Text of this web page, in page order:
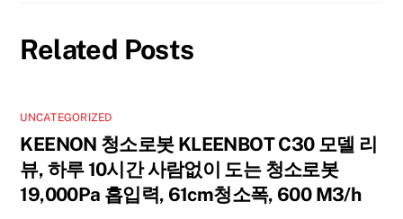
Related Posts
UNCATEGORIZED
KEENON 청소로봇 KLEENBOT C30 모델 리
뷰, 하루 10시간 사람없이 도는 청소로봇
19,000Pa 흡입력, 61cm청소폭, 600 M3/h